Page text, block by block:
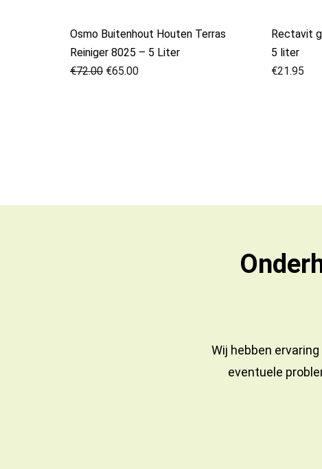
Osmo Buitenhout Houten Terras
Reiniger 8025 – 5 Liter
€72.00 €65.00
Rectavit
5 liter
€21.95
Wij hebben
eventuele